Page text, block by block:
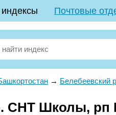
Почтовые
→ Белебеевский
СНТ Школы, рп